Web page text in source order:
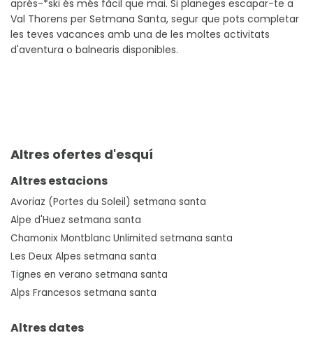
aprés-*ski és més fàcil que mai. Si planeges escapar-te a
Val Thorens per Setmana Santa, segur que pots completar
les teves vacances amb una de les moltes activitats
d'aventura o balnearis disponibles.
Altres ofertes d'esquí
Altres estacions
Avoriaz (Portes du Soleil) setmana santa
Alpe d'Huez setmana santa
Chamonix Montblanc Unlimited setmana santa
Les Deux Alpes setmana santa
Tignes en verano setmana santa
Alps Francesos setmana santa
Altres dates